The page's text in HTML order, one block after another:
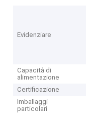
Evidenziare
Capacità di
alimentazione
Certificazione
Imballaggi
particolari